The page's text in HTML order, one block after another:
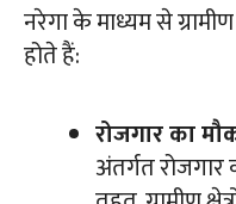
नरेगा के माध्यम से ग्रामीण
होते हैं:
रोजगार का
अंतर्गत